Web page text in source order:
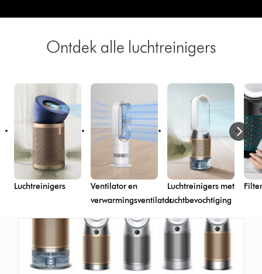
Ontdek alle luchtreinigers
Luchtreinigers
Ventilator en
verwarmingsventilator
Luchtreinigers met
luchtbevochtiging